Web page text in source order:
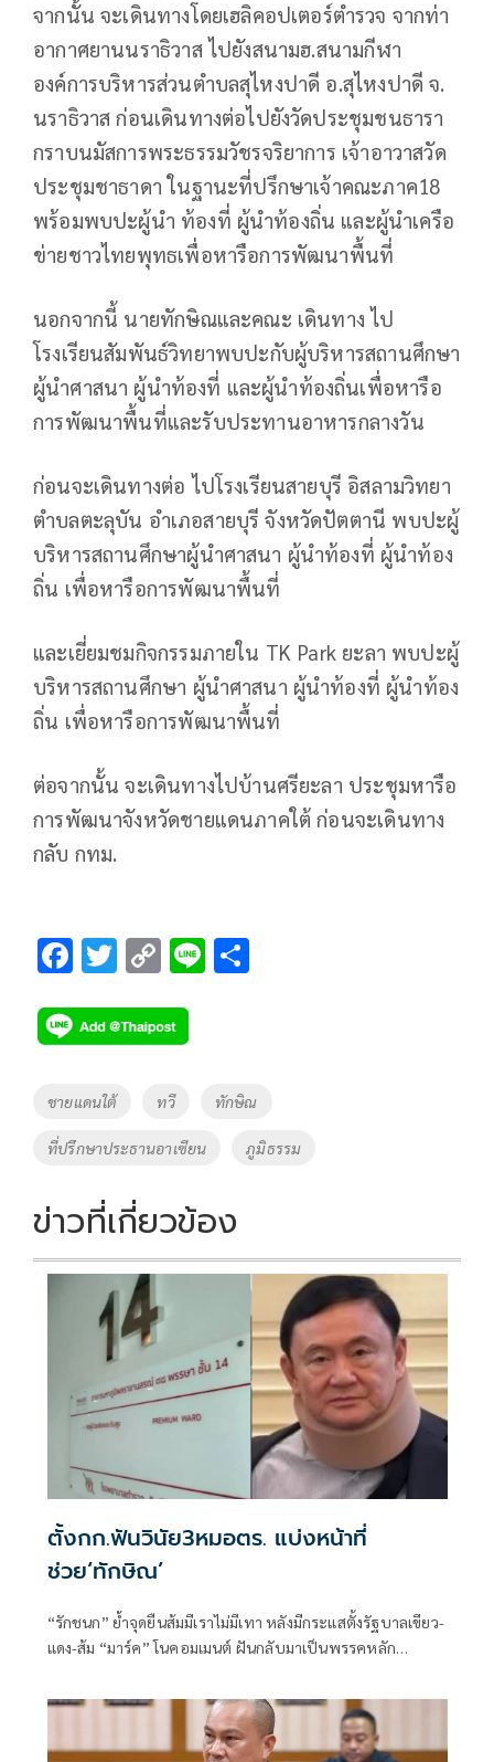
จากนั้น จะเดินทางโดยเฮลิคอปเตอร์ตำรวจ จากท่า
อากาศยานนราธิวาส ไปยังสนามฮ.สนามกีฬา
องค์การบริหารส่วนตำบลสุไหงปาดี อ.สุไหงปาดี จ.
นราธิวาส ก่อนเดินทางต่อไปยังวัดประชุมชนธารา
กราบนมัสการพระธรรมวัชรจริยาการ เจ้าอาวาสวัด
ประชุมชาธาดา ในฐานะที่ปรึกษาเจ้าคณะภาค18
พร้อมพบปะผู้นำ ท้องที่ ผู้นำท้องถิ่น และผู้นำเครือ
ข่ายชาวไทยพุทธเพื่อหารือการพัฒนาพื้นที่
นอกจากนี้ นายทักษิณและคณะ เดินทาง ไป
โรงเรียนสัมพันธ์วิทยาพบปะกับผู้บริหารสถานศึกษา
ผู้นำศาสนา ผู้นำท้องที่ และผู้นำท้องถิ่นเพื่อหารือ
การพัฒนาพื้นที่และรับประทานอาหารกลางวัน
ก่อนจะเดินทางต่อ ไปโรงเรียนสายบุรี อิสลามวิทยา
ตำบลตะลุบัน อำเภอสายบุรี จังหวัดปัตตานี พบปะผู้
บริหารสถานศึกษาผู้นำศาสนา ผู้นำท้องที่ ผู้นำท้อง
ถิ่น เพื่อหารือการพัฒนาพื้นที่
และเยี่ยมชมกิจกรรมภายใน TK Park ยะลา พบปะผู้
บริหารสถานศึกษา ผู้นำศาสนา ผู้นำท้องที่ ผู้นำท้อง
ถิ่น เพื่อหารือการพัฒนาพื้นที่
ต่อจากนั้น จะเดินทางไปบ้านศรียะลา ประชุมหารือ
การพัฒนาจังหวัดชายแดนภาคใต้ ก่อนจะเดินทาง
กลับ กทม.
F
e
b
o
o
k
T
tt
er
C
p
y
Li
n
k
Li
Tags
ชายแดนใต้ ทวี ทักษิณ
ที่ปรึกษาประธานอาเซียน ภูมิธรรม
ข่าวที่เกี่ยวข้อง
ตั้งกก.ฟันวินัย3หมอตร. แบ่งหน้าที่
ช่วย‘ทักษิณ’
“รักชนก” ย้ำจุดยืนส้มมีเราไม่มีเทา หลังมีกระแสตั้งรัฐบาลเขียว-
แดง-ส้ม “มาร์ค” โนคอมเมนต์ ฝันกลับมาเป็นพรรคหลัก